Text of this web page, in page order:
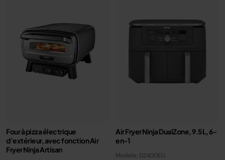
Four à pizza électrique
d’extérieur, avec fonction Air
Fryer Ninja Artisan
Air Fryer Ninja DualZone, 9.5L, 6-
en-1
Modèle: DZ400EU